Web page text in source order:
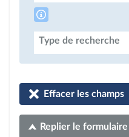
Type de recherche
Effacer les champs
Replier le formulaire